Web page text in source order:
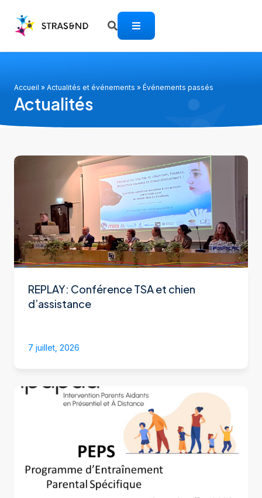
Accueil » Actualités et événements » Événements passés
Actualités
REPLAY: Conférence TSA et chien
d’assistance
7 juillet, 2026